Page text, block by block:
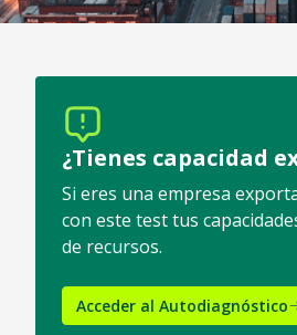
¿Tienes capacidad
Si eres una empresa
con este test tus
de recursos.
Acceder al Autodiagnóstico